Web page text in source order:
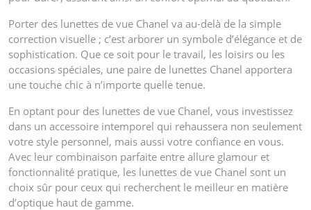
Porter des lunettes de vue Chanel va au-delà de la simple
correction visuelle ; c’est arborer un symbole d’élégance et de
sophistication. Que ce soit pour le travail, les loisirs ou les
occasions spéciales, une paire de lunettes Chanel apportera
une touche chic à n’importe quelle tenue.
En optant pour des lunettes de vue Chanel, vous investissez
dans un accessoire intemporel qui rehaussera non seulement
votre style personnel, mais aussi votre confiance en vous.
Avec leur combinaison parfaite entre allure glamour et
fonctionnalité pratique, les lunettes de vue Chanel sont un
choix sûr pour ceux qui recherchent le meilleur en matière
d’optique haut de gamme.